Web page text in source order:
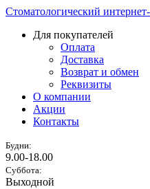
Стоматологический
Для покупателей
Оплата
Доставка
Возврат и обмен
Реквизиты
О компании
Акции
Контакты
Будни:
9.00-18.00
Суббота:
Выходной